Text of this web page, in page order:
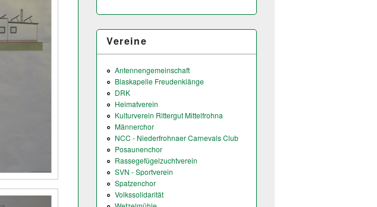
Vereine
Antennengemeinschaft
Blaskapelle Freudenklänge
DRK
Heimatverein
Kulturverein Rittergut Mittelfrohna
Männerchor
NCC - Niederfrohnaer Carnevals Club
Posaunenchor
Rassegefügelzuchtverein
SVN - Sportverein
Spatzenchor
Volkssolidarität